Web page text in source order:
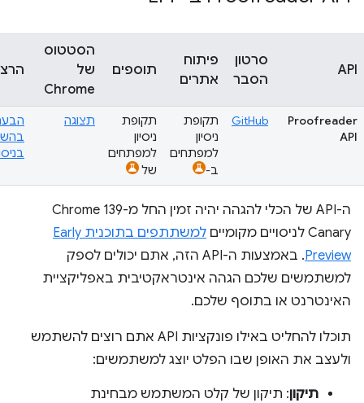
API
סרטון
הסבר
פיתוח
אתרים
תוספים
הסטטוס
של
Chrome
Proofreader
API
GitHub
תקופת
ניסיון
למפתחים
ב-
תקופת
ניסיון
למפתחים
של
תצוגה
ה-API של הכלי להגהה יהיה זמין החל מ-Chrome 139
Canary לניסויים מקומיים
למשתתפים בתוכנית Early
Preview
. באמצעות ה-API הזה, אתם יכולים לספק
למשתמשים שלכם הגהה אינטראקטיבית באפליקציית
האינטרנט או בתוסף שלכם.
תוכלו להחליט באילו פונקציות API אתם רוצים להשתמש
ולעצב את האופן שבו הפלט יוצג למשתמשים:
תיקון: תיקון של קלט המשתמש מבחינת